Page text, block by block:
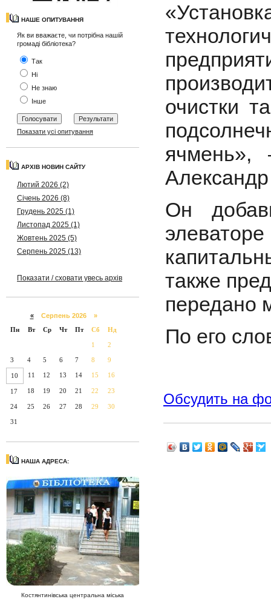
НАШЕ ОПИТУВАННЯ
Як ви вважаєте, чи потрібна нашій
громаді бібліотека?
Так
Ні
Не знаю
Інше
Показати усі опитування
АРХІВ НОВИН САЙТУ
Лютий 2026 (2)
Січень 2026 (8)
Грудень 2025 (1)
Листопад 2025 (1)
Жовтень 2025 (5)
Серпень 2025 (13)
Показати / сховати увесь архів
«Серпень 2026 »
Пн
Вт Ср Чт Пт Сб Нд
1 2
3 4 5 6 7 8 9
10 11 12 13 14 15 16
17 18 19 20 21 22 23
24 25 26 27 28 29 30
31
НАША АДРЕСА:
Костянтинівська центральна міська
очистки
ячмень»,
Он
также
передано
По его
Обсудить на